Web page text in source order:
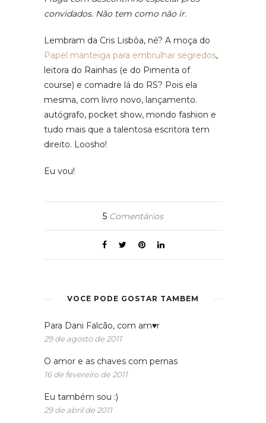
convidados. Não tem como não ir.
Lembram da Cris Lisbôa, né? A moça do
Papel manteiga para embrulhar segredos,
leitora do Rainhas (e do Pimenta of
course) e comadre lá do RS? Pois ela
mesma, com livro novo, lançamento.
autógrafo, pocket show, mondo fashion e
tudo mais que a talentosa escritora tem
direito. Loosho!
Eu vou!
5 Comentários
VOCÊ PODE GOSTAR TAMBÉM
Para Dani Falcão, com am♥r
29 de agosto de 2011
O amor e as chaves com pernas
16 de fevereiro de 2011
Eu também sou :)
29 de abril de 2011